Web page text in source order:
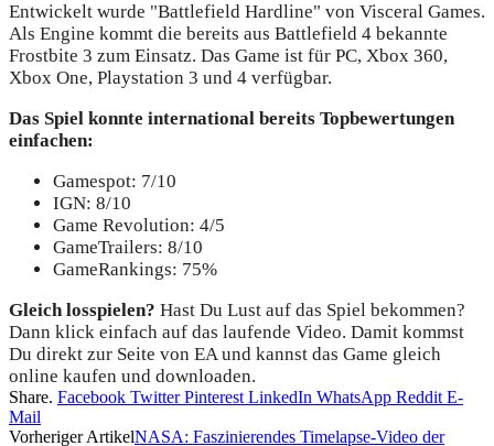
Entwickelt wurde "Battlefield Hardline" von Visceral Games.
Als Engine kommt die bereits aus Battlefield 4 bekannte
Frostbite 3 zum Einsatz. Das Game ist für PC, Xbox 360,
Xbox One, Playstation 3 und 4 verfügbar.
Das Spiel konnte international bereits Topbewertungen
einfachen:
Gamespot: 7/10
IGN: 8/10
Game Revolution: 4/5
GameTrailers: 8/10
GameRankings: 75%
Gleich losspielen? Hast Du Lust auf das Spiel bekommen?
Dann klick einfach auf das laufende Video. Damit kommst
Du direkt zur Seite von EA und kannst das Game gleich
online kaufen und downloaden.
Share. Facebook Twitter Pinterest LinkedIn WhatsApp Reddit E-
Mail
Vorheriger ArtikelNASA: Faszinierendes Timelapse-Video der